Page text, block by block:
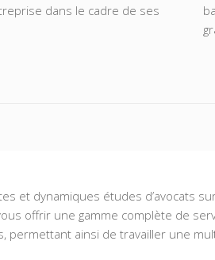
dans le cadre de ses
et dynamiques études d’avocats
offrir une gamme complète de
permettant ainsi de travailler une